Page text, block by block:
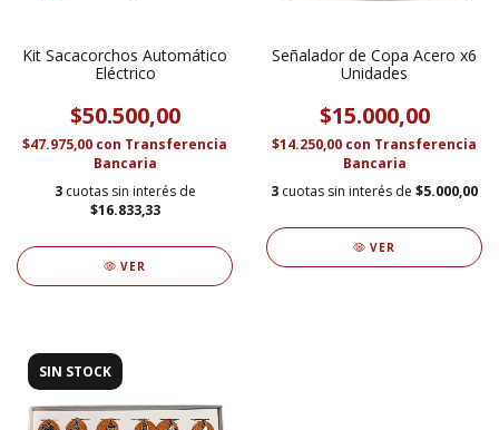
Kit Sacacorchos Automático
Eléctrico
$50.500,00
$47.975,00 con Transferencia
Bancaria
3 cuotas sin interés de
$16.833,33
VER
Señalador de Copa Acero x6
Unidades
$15.000,00
$14.250,00 con Transferencia
Bancaria
3 cuotas sin interés de $5.000,00
VER
SIN STOCK